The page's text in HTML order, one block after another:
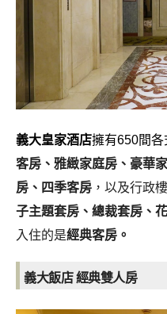
義大皇家酒店擁有650間
客房、雅緻家庭房、豪華
房、四季客房 ，以及行政
子主題套房、總裁套房、
入住的是經典客房。
義大飯店經典雙人房